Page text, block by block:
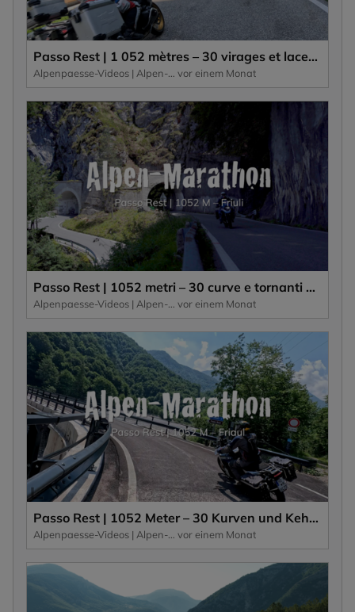
Passo Rest | 1 052 mètres – 30 virages et lacets ainsi qu’une route étroite caractérisent ce col alpin.
Alpenpaesse-Videos | Alpen-Marathon vor einem Monat
Passo Rest | 1052 metri – 30 curve e tornanti e una strada stretta caratterizzano questo passo alpino.
Alpenpaesse-Videos | Alpen-Marathon vor einem Monat
Passo Rest | 1052 Meter – 30 Kurven und Kehren und eine schmale Straße zeichnen diesen Alpenpass aus.
Alpenpaesse-Videos | Alpen-Marathon vor einem Monat